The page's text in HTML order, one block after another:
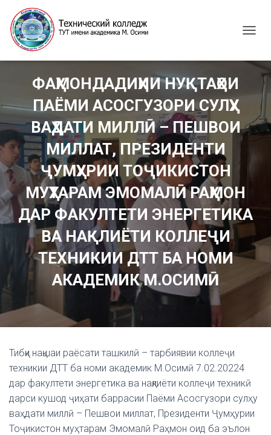
G
A
V
N
ФАҲМОНДАДИҲИИ НУҚТАҲОИ
ПАЁМИ АСОСГУЗОРИ СУЛҲУ
ВАҲДАТИ МИЛЛӢ – ПЕШВОИ
МИЛЛАТ, ПРЕЗИДЕНТИ
ҶУМҲУРИИ ТОҶИКИСТОН
МУҲТАРАМ ЭМОМАЛӢ РАҲМОН
ДАР ФАКУЛТЕТИ ЭНЕРГЕТИКА
ВА НАҚЛИЁТИ КОЛЛЕҶИ
ТЕХНИКИИ ДТТ БА НОМИ
АКАДЕМИК М.ОСИМӢ
Тибқи нақшаи раёсати ташкилӣ – тарбиявии коллеҷи
техникии ДТТ ба номи академик М.Осимӣ 7.02.20224
дар факултети энергетика ва нақлиёти коллеҷи техникӣ
дарси кушод ҷиҳати баррасии Паёми Асосгузори сулҳу
ваҳдати миллӣ – Пешвои миллат, Президенти Ҷумҳурии
Тоҷикистон муҳтарам Эмомалӣ Раҳмон оид ба эълон